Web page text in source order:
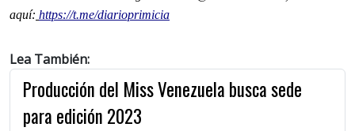
aquí: https://t.me/diarioprimicia
Lea También:
Producción del Miss Venezuela busca sede
para edición 2023